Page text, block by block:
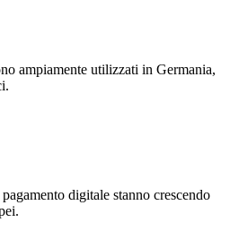
ampiamente utilizzati in Germania,
digitale stanno crescendo